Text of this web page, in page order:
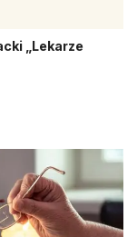
„Lekarze